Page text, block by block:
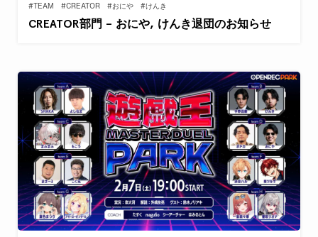
#TEAM #CREATOR #おにや #けんき
CREATOR部門 – おにや, けんき退団のお知らせ